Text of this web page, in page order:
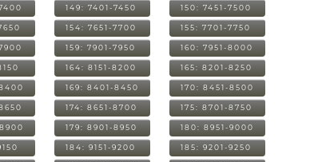
149: 7401-7450 150: 7451-7500
154: 7651-7700 155: 7701-7750
159: 7901-7950 160: 7951-8000
164: 8151-8200 165: 8201-8250
169: 8401-8450 170: 8451-8500
174: 8651-8700 175: 8701-8750
179: 8901-8950 180: 8951-9000
184: 9151-9200 185: 9201-9250